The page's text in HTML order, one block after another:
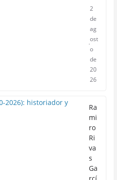
2
de
ag
ost
o
de
20
26
Ra
mi
ro
Ri
va
s
Ga